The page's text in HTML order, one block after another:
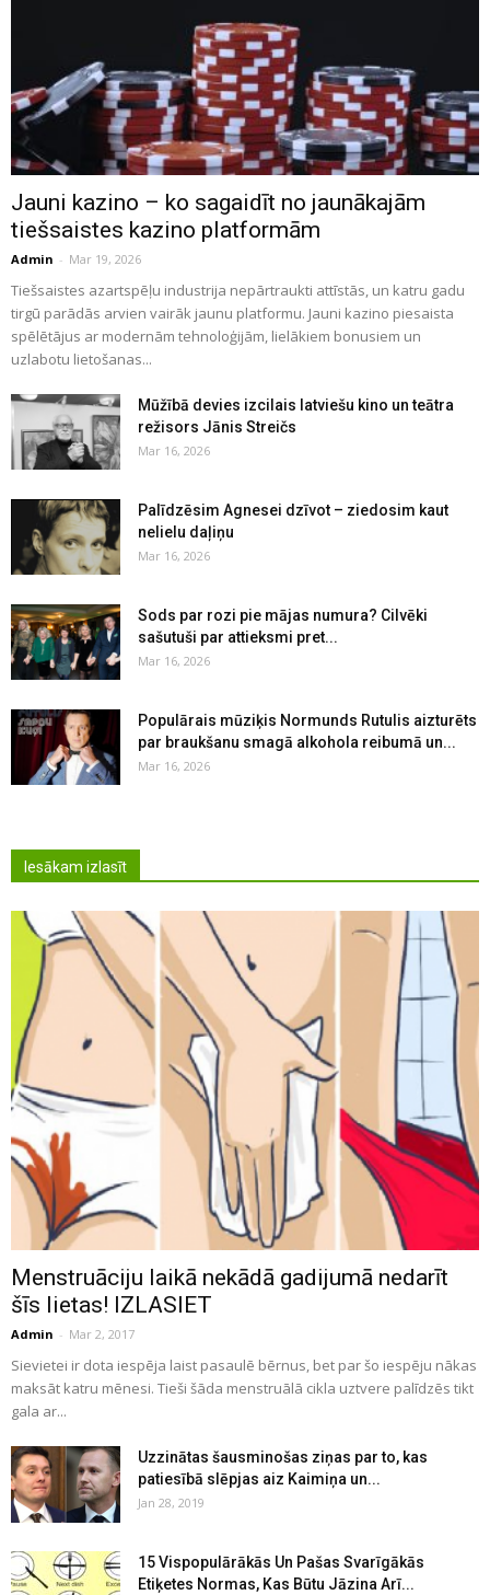
Jauni kazino – ko sagaidīt no jaunākajām
tiešsaistes kazino platformām
Admin - Mar 19, 2026
Tiešsaistes azartspēļu industrija nepārtraukti attīstās, un katru gadu
tirgū parādās arvien vairāk jaunu platformu. Jauni kazino piesaista
spēlētājus ar modernām tehnoloģijām, lielākiem bonusiem un
uzlabotu lietošanas...
Mūžībā devies izcilais latviešu kino un teātra
režisors Jānis Streičs
Mar 16, 2026
Palīdzēsim Agnesei dzīvot – ziedosim kaut
nelielu daļiņu
Mar 16, 2026
Sods par rozi pie mājas numura? Cilvēki
sašutuši par attieksmi pret...
Mar 16, 2026
Populārais mūziķis Normunds Rutulis aizturēts
par braukšanu smagā alkohola reibumā un...
Mar 16, 2026
Iesākam izlasīt
Menstruāciju laikā nekādā gadijumā nedarīt
šīs lietas! IZLASIET
Admin - Mar 2, 2017
Sievietei ir dota iespēja laist pasaulē bērnus, bet par šo iespēju nākas
maksāt katru mēnesi. Tieši šāda menstruālā cikla uztvere palīdzēs tikt
gala ar...
Uzzinātas šausminošas ziņas par to, kas
patiesībā slēpjas aiz Kaimiņa un...
Jan 28, 2019
15 Vispopulārākās Un Pašas Svarīgākās
Etiķetes Normas, Kas Būtu Jāzina Arī...